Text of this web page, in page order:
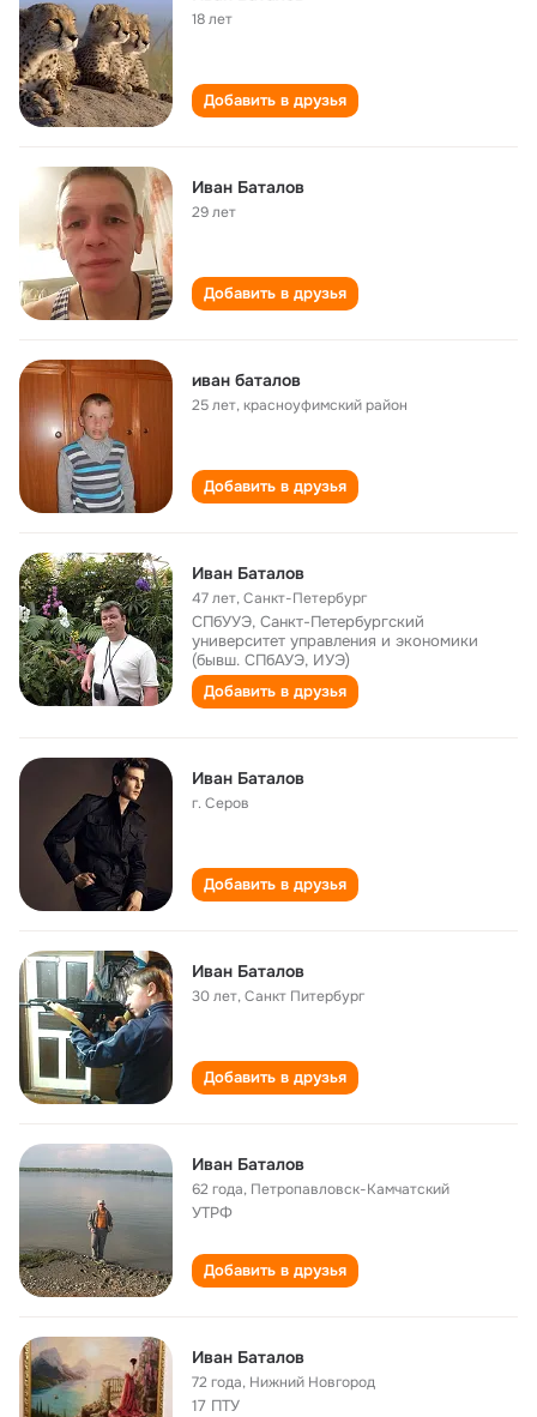
18 лет
Добавить в друзья
Иван Баталов
29 лет
Добавить в друзья
иван баталов
25 лет,красноуфимский район
Добавить в друзья
Иван Баталов
47 лет,Санкт-Петербург
СПбУУЭ, Санкт-Петербургский
университет управления и экономики
(бывш. СПбАУЭ, ИУЭ)
Добавить в друзья
Иван Баталов
г. Серов
Добавить в друзья
Иван Баталов
30 лет,Санкт Питербург
Добавить в друзья
Иван Баталов
62 года, Петропавловск-Камчатский
УТРФ
Добавить в друзья
Иван Баталов
72 года, Нижний Новгород
17 ПТУ